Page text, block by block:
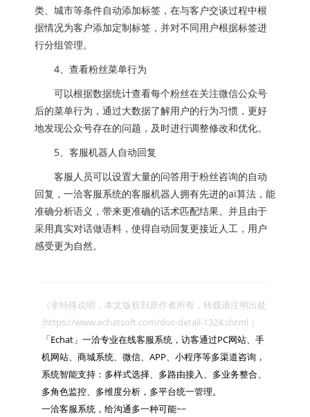
类、城市等条件自动添加标签，在与客户交谈过程中根
据情况为客户添加定制标签，并对不同用户根据标签进
行分组管理。
4、查看粉丝菜单行为
可以根据数据统计查看每个粉丝在关注微信公众号
后的菜单行为，通过大数据了解用户的行为习惯，更好
地发现公众号存在的问题，及时进行调整修改和优化。
5、客服机器人自动回复
客服人员可以设置大量的问答用于粉丝咨询的自动
回复，一洽客服系统的客服机器人拥有先进的ai算法，能
准确分析语义，带来更准确的话术匹配结果。并且由于
采用真实对话做语料，使得自动回复更接近人工，用户
感受更为自然。
（非特殊说明，本文版权归原作者所有，转载请注明出处
:https://www.echatsoft.com/doc-detail-1324.shtml ）
「Echat」一洽专业在线客服系统，访客通过PC网站、手
机网站、商城系统、微信、APP、小程序等多渠道咨询，
系统智能支持：多样式选择、多路由接入、多业务整合、
多角色监控、多维度分析，多平台统一管理。
一洽客服系统，给沟通多一种可能~~